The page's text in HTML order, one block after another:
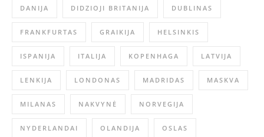
DANIJA DIDZIOJI BRITANIJA DUBLINAS
FRANKFURTAS GRAIKIJA HELSINKIS
ISPANIJA ITALIJA KOPENHAGA LATVIJA
LENKIJA LONDONAS MADRIDAS MASKVA
MILANAS NAKVYNĖ NORVEGIJA
NYDERLANDAI OLANDIJA OSLAS